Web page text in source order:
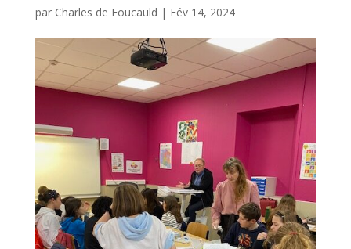
par Charles de Foucauld | Fév 14, 2024